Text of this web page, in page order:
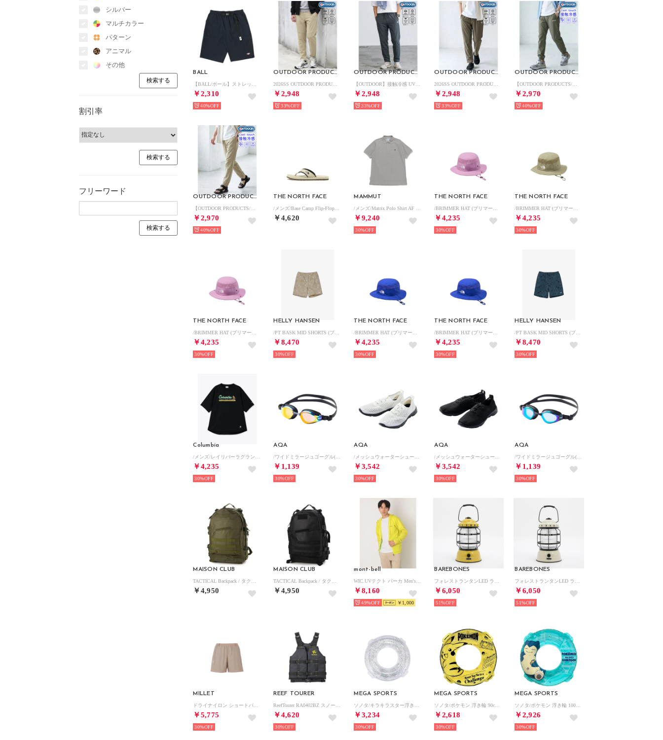
シルバー
マルチカラー
パターン
アニマル
その他
割引率
フリーワード
BALL
￥2,310
40%
OUTDOOR PRODUCTS
￥2,948
33%
OUTDOOR PRODUCTS
￥2,948
33%
OUTDOOR PRODUCTS
￥2,948
33%
OUTDOOR PRODUCTS
￥2,970
40%
OUTDOOR PRODUCTS
￥2,970
40%
THE NORTH FACE
￥4,620
MAMMUT
￥9,240
30%
THE NORTH FACE
￥4,235
30%
THE NORTH FACE
￥4,235
30%
THE NORTH FACE
￥4,235
30%
HELLY HANSEN
￥8,470
30%
THE NORTH FACE
￥4,235
30%
THE NORTH FACE
￥4,235
30%
HELLY HANSEN
￥8,470
30%
Columbia
￥4,235
30%
AQA
￥1,139
30%
AQA
￥3,542
30%
AQA
￥3,542
30%
AQA
￥1,139
30%
MAISON CLUB
￥4,950
MAISON CLUB
￥4,950
mont-bell
￥8,160
49% ￥1,000
BAREBONES
￥6,050
51%
BAREBONES
￥6,050
51%
MILLET
￥5,775
30%
REEF TOURER
￥4,620
30%
MEGA SPORTS
￥3,234
30%
MEGA SPORTS
￥2,618
30%
MEGA SPORTS
￥2,926
30%